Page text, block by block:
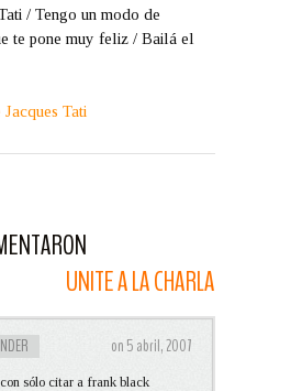
/ Tengo un modo de
te pone muy feliz / Bailá el
Tati
UNITE A LA CHARLA
on 5 abril, 2007
sólo citar a frank black